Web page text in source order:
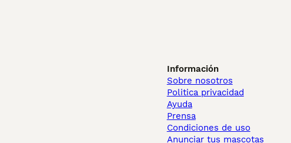
Información
Sobre nosotros
Politica privacidad
Ayuda
Prensa
Condiciones de uso
Anunciar tus mascotas